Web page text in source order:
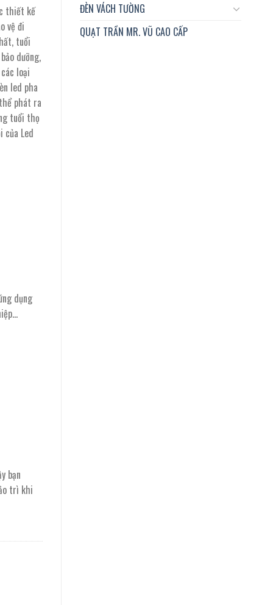
ĐÈN VÁCH TƯỜNG
QUẠT TRẦN MR. VŨ CAO CẤP
thiết kế
vệ đi
tuổi
dưỡng,
loại
led pha
phát ra
tuổi thọ
Led
dụng
bạn
trì khi